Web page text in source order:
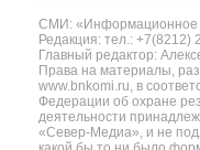
СМИ: «Информационное
Редакция: тел.: +7(8212)
Главный редактор:
Права на материалы,
www.bnkomi.ru, в
Федерации об охране
деятельности
«Север-Медиа», и не